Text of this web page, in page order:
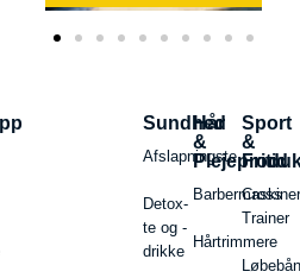
Sundhed
Afslapningste
Detox-
te og -
drikke
Hår
&
Hårtrimmere
Sport
&
Fritid
Cross
Trainer